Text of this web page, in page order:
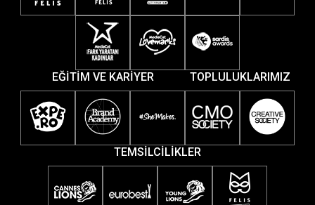
EĞİTİM VE KARİYER TOPLULUKLARIMIZ
TEMSİLCİLİKLER